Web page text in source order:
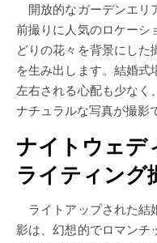
開放的なガーデンエリ
前撮りに人気のロケーシ
どりの花々を背景にし
を生み出します。結婚式
左右される心配も少なく
ナチュラルな写真が撮影
ナイトウェデ
ライティング
ライトアップされた結
影は、幻想的でロマンチ